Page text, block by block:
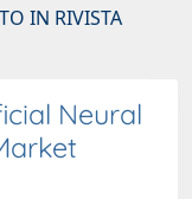
IN RIVISTA
Neural